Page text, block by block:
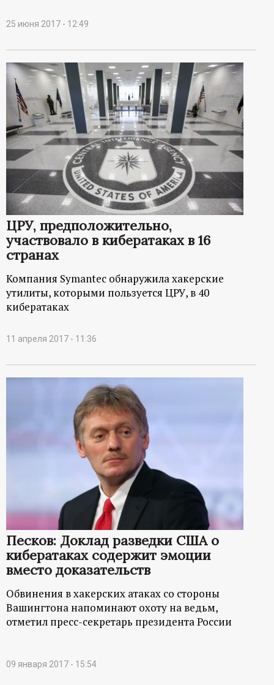
25 июня 2017 - 12:49
ЦРУ, предположительно,
участвовало в кибератаках в 16
странах
Компания Symantec обнаружила хакерские
утилиты, которыми пользуется ЦРУ, в 40
кибератаках
11 апреля 2017 - 11:36
Песков: Доклад разведки США о
кибератаках содержит эмоции
вместо доказательств
Обвинения в хакерских атаках со стороны
Вашингтона напоминают охоту на ведьм,
отметил пресс-секретарь президента России
09 января 2017 - 15:54